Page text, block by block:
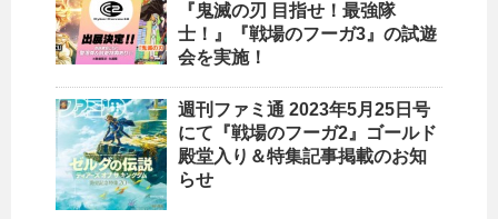
『鬼滅の刃 目指せ！最強隊
士！』『戦場のフーガ3』の試遊
会を実施！
週刊ファミ通 2023年5月25日号
にて『戦場のフーガ2』ゴールド
殿堂入り＆特集記事掲載のお知
らせ